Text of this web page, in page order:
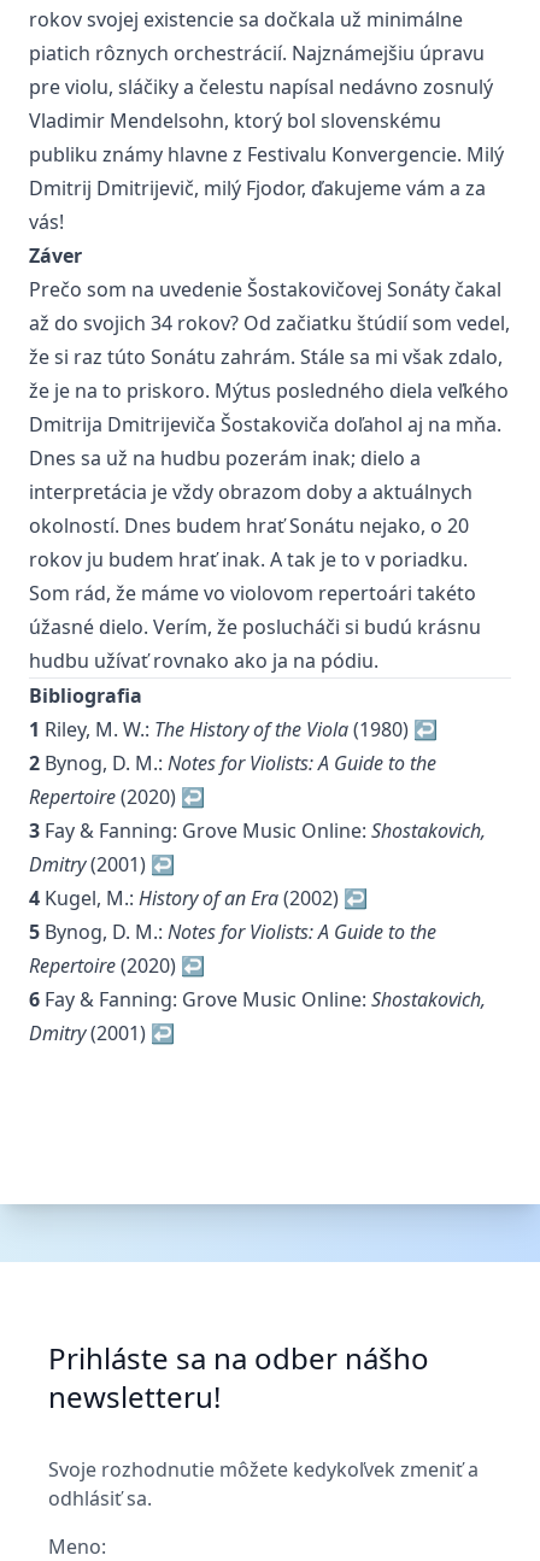
rokov svojej existencie sa dočkala už minimálne
piatich rôznych orchestrácií. Najznámejšiu úpravu
pre violu, sláčiky a čelestu napísal nedávno zosnulý
Vladimir Mendelsohn, ktorý bol slovenskému
publiku známy hlavne z Festivalu Konvergencie. Milý
Dmitrij Dmitrijevič, milý Fjodor, ďakujeme vám a za
vás!
Záver
Prečo som na uvedenie Šostakovičovej Sonáty čakal
až do svojich 34 rokov? Od začiatku štúdií som vedel,
že si raz túto Sonátu zahrám. Stále sa mi však zdalo,
že je na to priskoro. Mýtus posledného diela veľkého
Dmitrija Dmitrijeviča Šostakoviča doľahol aj na mňa.
Dnes sa už na hudbu pozerám inak; dielo a
interpretácia je vždy obrazom doby a aktuálnych
okolností. Dnes budem hrať Sonátu nejako, o 20
rokov ju budem hrať inak. A tak je to v poriadku.
Som rád, že máme vo violovom repertoári takéto
úžasné dielo. Verím, že poslucháči si budú krásnu
hudbu užívať rovnako ako ja na pódiu.
Bibliografia
1 Riley, M. W.: The History of the Viola(1980) ↩
2 Bynog, D. M.: Notes for Violists: A Guide to the
Repertoire(2020) ↩
3 Fay & Fanning: Grove Music Online: Shostakovich,
Dmitry(2001) ↩
4 Kugel, M.: History of an Era(2002) ↩
5 Bynog, D. M.: Notes for Violists: A Guide to the
Repertoire(2020) ↩
6 Fay & Fanning: Grove Music Online: Shostakovich,
Dmitry(2001) ↩
Prihláste sa na odber nášho
newsletteru!
Svoje rozhodnutie môžete kedykoľvek zmeniť a
odhlásiť sa.
Meno: